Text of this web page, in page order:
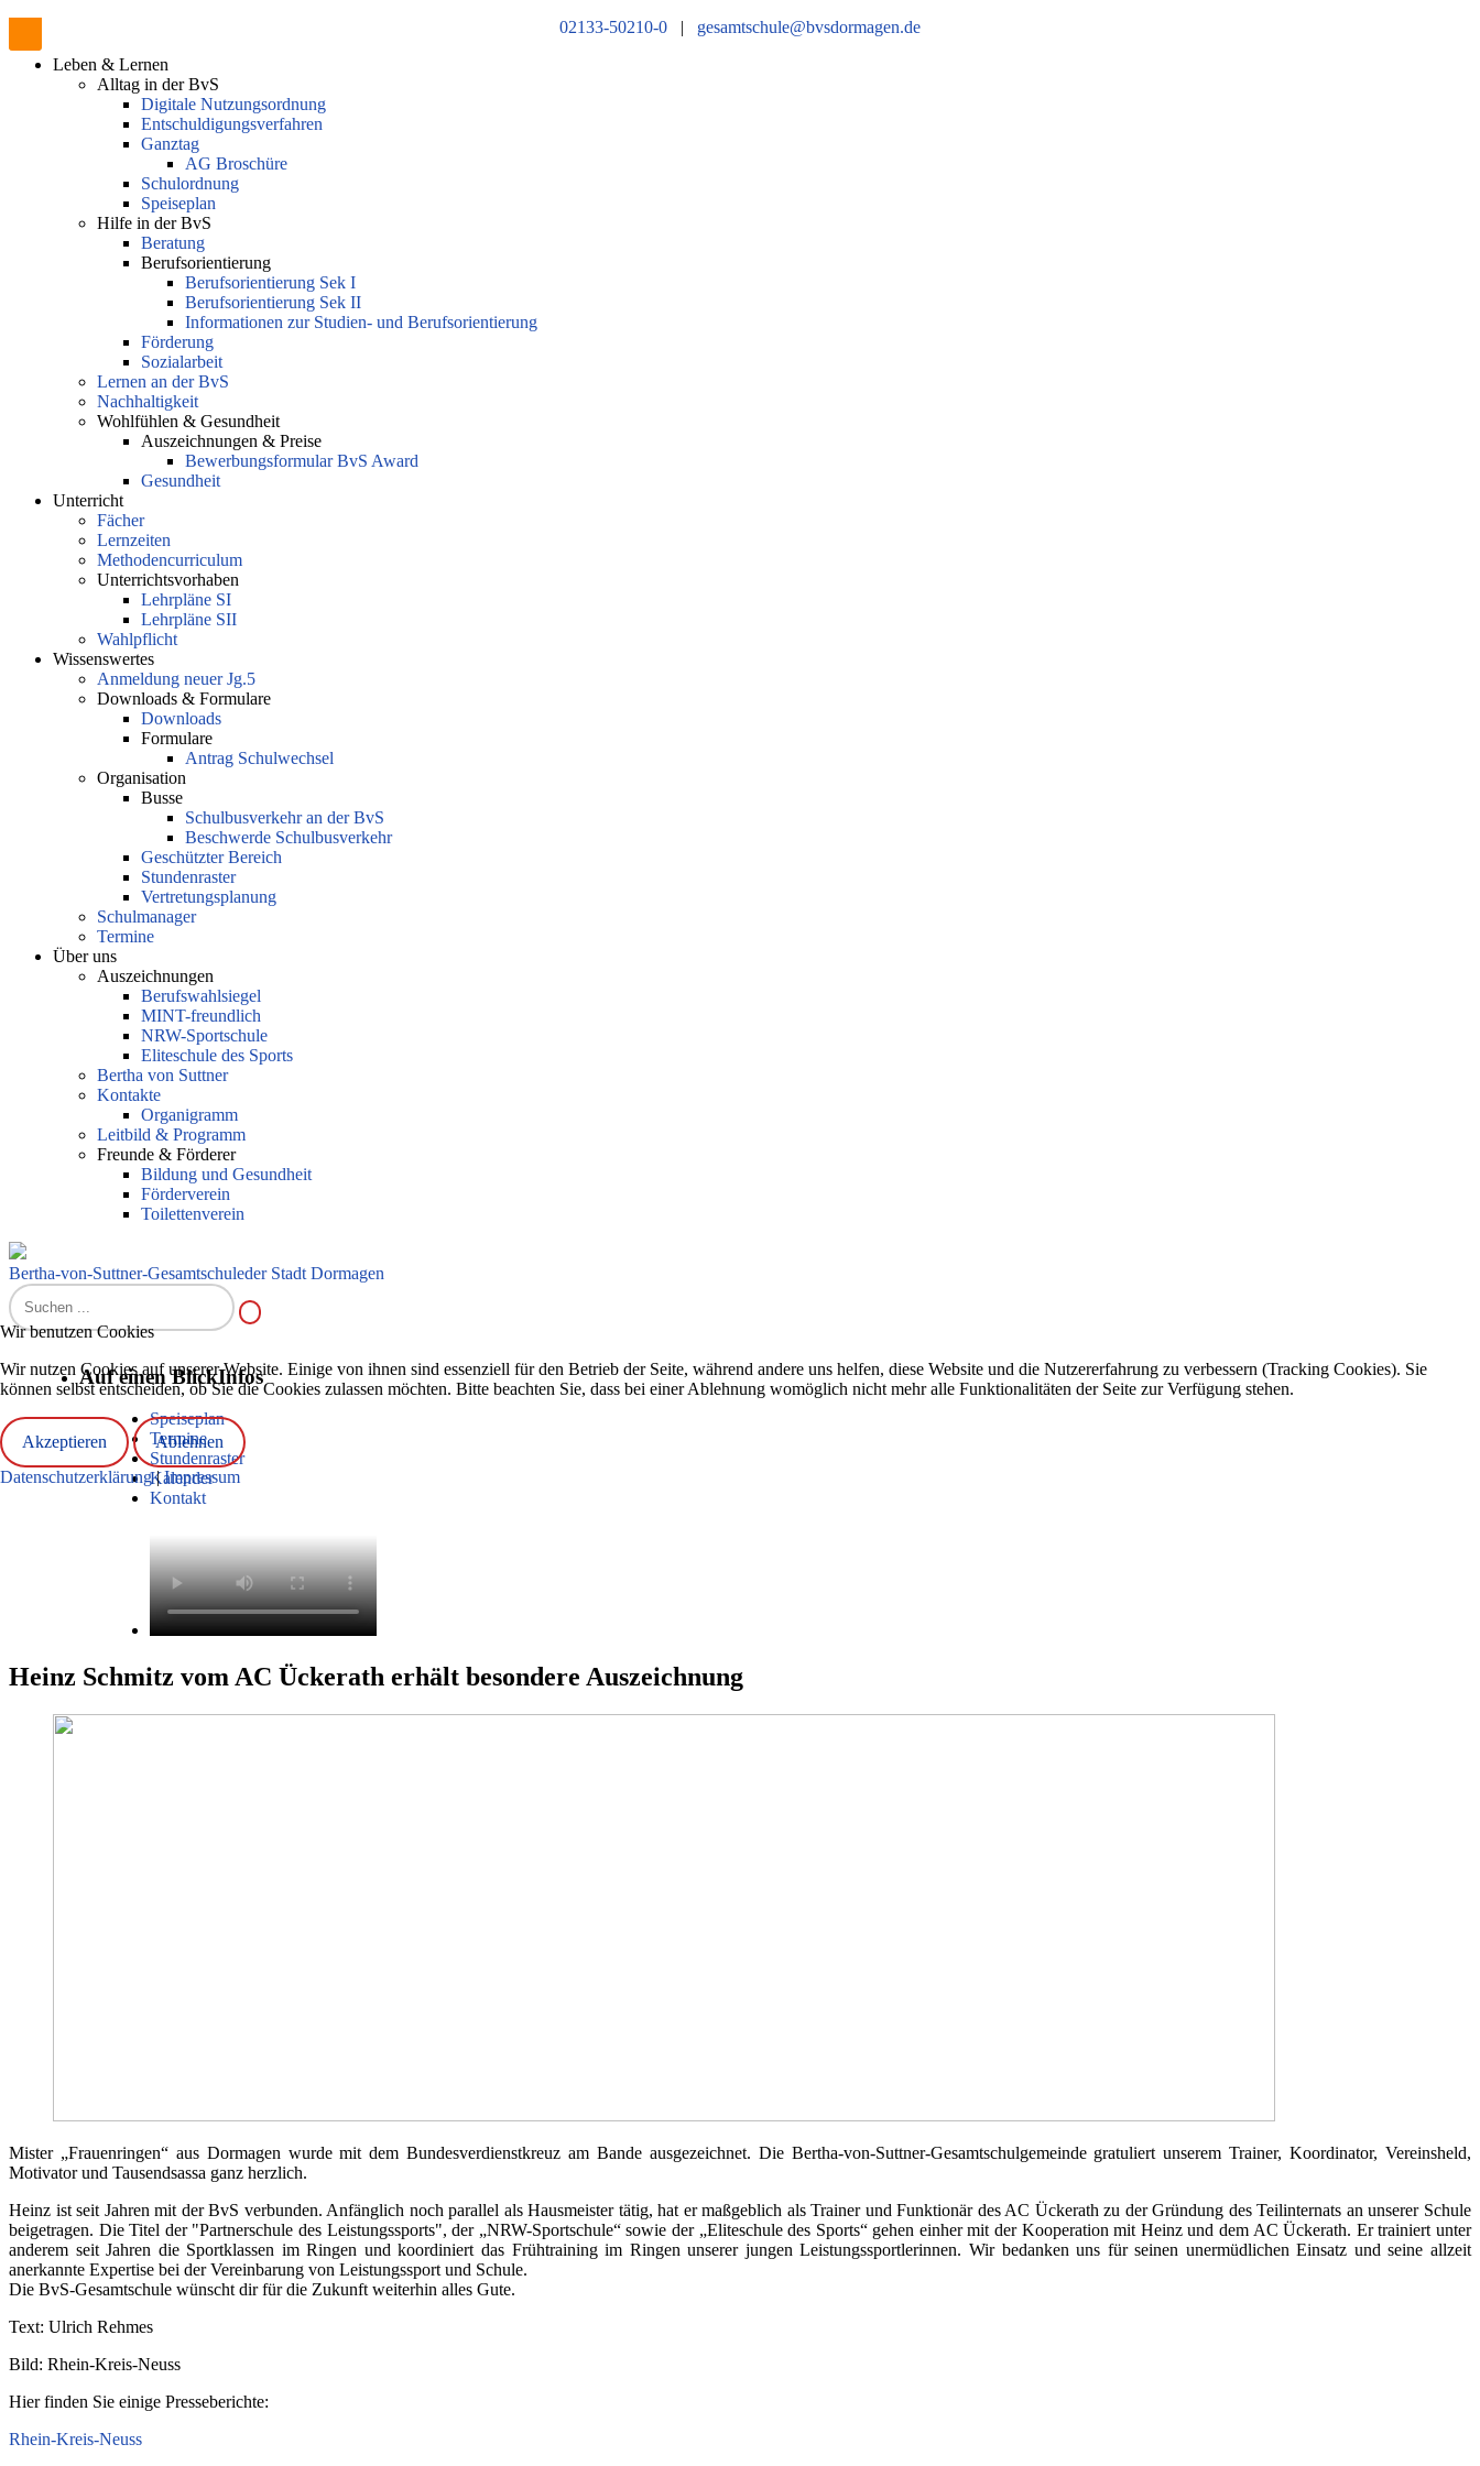
02133-50210-0 | gesamtschule@bvsdormagen.de
Leben & Lernen
Alltag in der BvS
Digitale Nutzungsordnung
Entschuldigungsverfahren
Ganztag
AG Broschüre
Schulordnung
Speiseplan
Hilfe in der BvS
Beratung
Berufsorientierung
Berufsorientierung Sek I
Berufsorientierung Sek II
Informationen zur Studien- und Berufsorientierung
Förderung
Sozialarbeit
Lernen an der BvS
Nachhaltigkeit
Wohlfühlen & Gesundheit
Auszeichnungen & Preise
Bewerbungsformular BvS Award
Gesundheit
Unterricht
Fächer
Lernzeiten
Methodencurriculum
Unterrichtsvorhaben
Lehrpläne SI
Lehrpläne SII
Wahlpflicht
Wissenswertes
Anmeldung neuer Jg.5
Downloads & Formulare
Downloads
Formulare
Antrag Schulwechsel
Organisation
Busse
Schulbusverkehr an der BvS
Beschwerde Schulbusverkehr
Geschützter Bereich
Stundenraster
Vertretungsplanung
Schulmanager
Termine
Über uns
Auszeichnungen
Berufswahlsiegel
MINT-freundlich
NRW-Sportschule
Eliteschule des Sports
Bertha von Suttner
Kontakte
Organigramm
Leitbild & Programm
Freunde & Förderer
Bildung und Gesundheit
Förderverein
Toilettenverein
Bertha-von-Suttner-Gesamtschuleder Stadt Dormagen
Auf einen BlickInfos
Speiseplan
Termine
Stundenraster
Kalender
Kontakt
Heinz Schmitz vom AC Ückerath erhält besondere Auszeichnung
Mister „Frauenringen“ aus Dormagen wurde mit dem Bundesverdienstkreuz am Bande ausgezeichnet. Die Bertha-von-Suttner-Gesamtschulgemeinde gratuliert unserem Trainer, Koordinator, Vereinsheld,
Motivator und Tausendsassa ganz herzlich.
Heinz ist seit Jahren mit der BvS verbunden. Anfänglich noch parallel als Hausmeister tätig, hat er maßgeblich als Trainer und Funktionär des AC Ückerath zu der Gründung des Teilinternats an unserer Schule
beigetragen. Die Titel der "Partnerschule des Leistungssports", der „NRW-Sportschule“ sowie der „Eliteschule des Sports“ gehen einher mit der Kooperation mit Heinz und dem AC Ückerath. Er trainiert unter
anderem seit Jahren die Sportklassen im Ringen und koordiniert das Frühtraining im Ringen unserer jungen Leistungssportlerinnen. Wir bedanken uns für seinen unermüdlichen Einsatz und seine allzeit
anerkannte Expertise bei der Vereinbarung von Leistungssport und Schule.
Die BvS-Gesamtschule wünscht dir für die Zukunft weiterhin alles Gute.
Text: Ulrich Rehmes
Bild: Rhein-Kreis-Neuss
Hier finden Sie einige Presseberichte:
Rhein-Kreis-Neuss
Wir benutzen Cookies
Wir nutzen Cookies auf unserer Website. Einige von ihnen sind essenziell für den Betrieb der Seite, während andere uns helfen, diese Website und die Nutzererfahrung zu verbessern (Tracking Cookies). Sie
können selbst entscheiden, ob Sie die Cookies zulassen möchten. Bitte beachten Sie, dass bei einer Ablehnung womöglich nicht mehr alle Funktionalitäten der Seite zur Verfügung stehen.
Akzeptieren
Ablehnen
Datenschutzerklärung|Impressum